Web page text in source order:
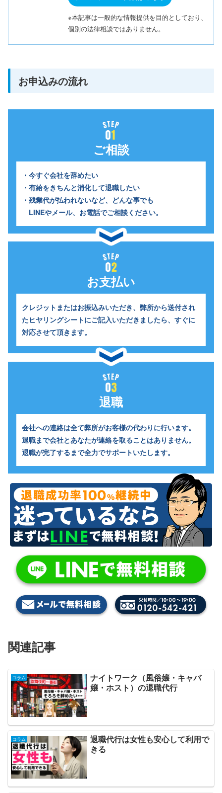
※本記事は一般的な情報提供を目的としており、
個別の法律相談ではありません。
お申込みの流れ
ご相談
・今すぐ会社を辞めたい
・有給をきちんと消化して退職したい
・残業代が払われないなど、どんな事でも
LINEやメール、お電話でご相談ください。
お支払い
クレジットまたはお振込みいただき、 弊所から送付され
たヒヤリングシートにご記入いただきましたら、すぐに
対応させて頂きます。
退職
会社への連絡は全て弊所がお客様の代わりに行います。
退職まで会社とあなたが連絡を取ることはありません。
退職が完了するまで全力でサポートいたします。
関連記事
コラム
ナイトワーク（風俗嬢・キャバ
嬢・ホスト）の退職代行
コラム
退職代行は女性も安心して利用で
きる